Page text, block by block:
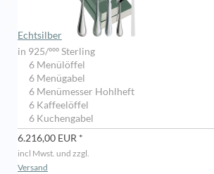
Echtsilber
in 925/ººº Sterling
6 Menülöffel
6 Menügabel
6 Menümesser Hohlheft
6 Kaffeelöffel
6 Kuchengabel
6.216,00 EUR *
incl Mwst. und zzgl.
Versand